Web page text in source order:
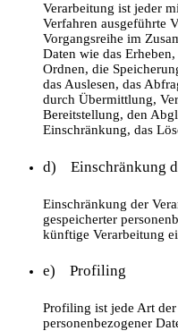
Verarbeitung ist jeder
Verfahren ausgeführte
Vorgangsreihe im
Daten wie das
Ordnen, die
das Auslesen, das
durch Übermittlung,
Bereitstellung, den
Einschränkung, das
d) Einschränkung
Einschränkung der
gespeicherter
künftige Verarbeitung
e) Profiling
Profiling ist jede Art
personenbezogener